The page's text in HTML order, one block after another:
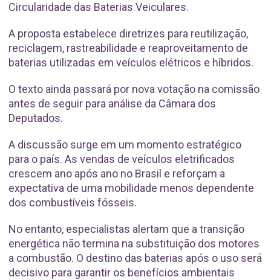
Circularidade das Baterias Veiculares.
A proposta estabelece diretrizes para reutilização,
reciclagem, rastreabilidade e reaproveitamento de
baterias utilizadas em veículos elétricos e híbridos.
O texto ainda passará por nova votação na comissão
antes de seguir para análise da Câmara dos
Deputados.
A discussão surge em um momento estratégico
para o país. As vendas de veículos eletrificados
crescem ano após ano no Brasil e reforçam a
expectativa de uma mobilidade menos dependente
dos combustíveis fósseis.
No entanto, especialistas alertam que a transição
energética não termina na substituição dos motores
a combustão. O destino das baterias após o uso será
decisivo para garantir os benefícios ambientais